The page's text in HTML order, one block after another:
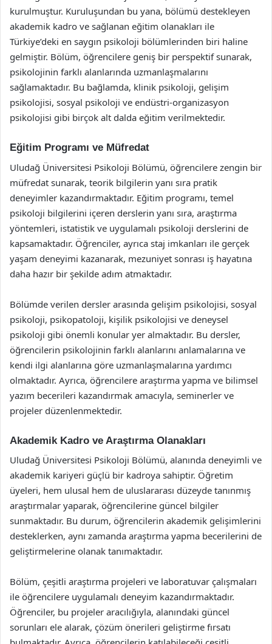
kurulmuştur. Kuruluşundan bu yana, bölümü destekleyen
akademik kadro ve sağlanan eğitim olanakları ile
Türkiye’deki en saygın psikoloji bölümlerinden biri haline
gelmiştir. Bölüm, öğrencilere geniş bir perspektif sunarak,
psikolojinin farklı alanlarında uzmanlaşmalarını
sağlamaktadır. Bu bağlamda, klinik psikoloji, gelişim
psikolojisi, sosyal psikoloji ve endüstri-organizasyon
psikolojisi gibi birçok alt dalda eğitim verilmektedir.
Eğitim Programı ve Müfredat
Uludağ Üniversitesi Psikoloji Bölümü, öğrencilere zengin bir
müfredat sunarak, teorik bilgilerin yanı sıra pratik
deneyimler kazandırmaktadır. Eğitim programı, temel
psikoloji bilgilerini içeren derslerin yanı sıra, araştırma
yöntemleri, istatistik ve uygulamalı psikoloji derslerini de
kapsamaktadır. Öğrenciler, ayrıca staj imkanları ile gerçek
yaşam deneyimi kazanarak, mezuniyet sonrası iş hayatına
daha hazır bir şekilde adım atmaktadır.
Bölümde verilen dersler arasında gelişim psikolojisi, sosyal
psikoloji, psikopatoloji, kişilik psikolojisi ve deneysel
psikoloji gibi önemli konular yer almaktadır. Bu dersler,
öğrencilerin psikolojinin farklı alanlarını anlamalarına ve
kendi ilgi alanlarına göre uzmanlaşmalarına yardımcı
olmaktadır. Ayrıca, öğrencilere araştırma yapma ve bilimsel
yazım becerileri kazandırmak amacıyla, seminerler ve
projeler düzenlenmektedir.
Akademik Kadro ve Araştırma Olanakları
Uludağ Üniversitesi Psikoloji Bölümü, alanında deneyimli ve
akademik kariyeri güçlü bir kadroya sahiptir. Öğretim
üyeleri, hem ulusal hem de uluslararası düzeyde tanınmış
araştırmalar yaparak, öğrencilerine güncel bilgiler
sunmaktadır. Bu durum, öğrencilerin akademik gelişimlerini
desteklerken, aynı zamanda araştırma yapma becerilerini de
geliştirmelerine olanak tanımaktadır.
Bölüm, çeşitli araştırma projeleri ve laboratuvar çalışmaları
ile öğrencilere uygulamalı deneyim kazandırmaktadır.
Öğrenciler, bu projeler aracılığıyla, alanındaki güncel
sorunları ele alarak, çözüm önerileri geliştirme fırsatı